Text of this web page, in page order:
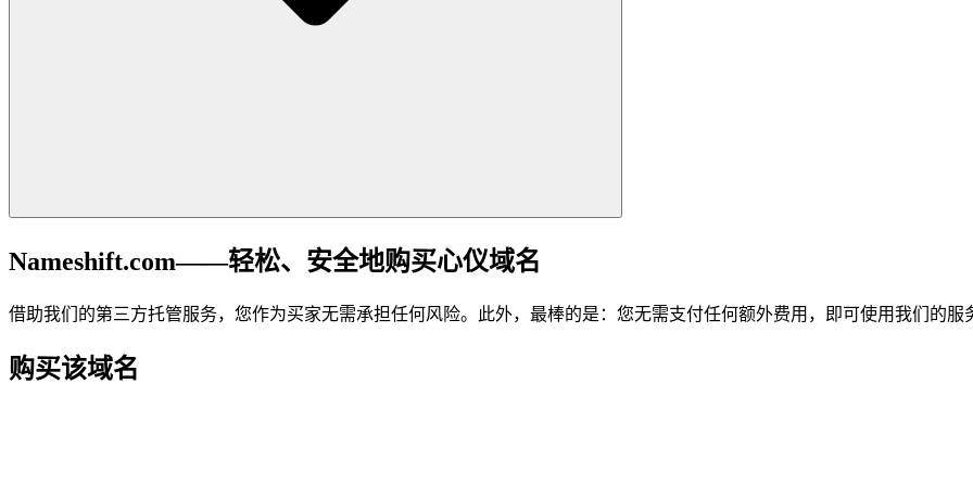
Nameshift.com——轻松、安全地购买心仪域名
借助我们的第三方托管服务，您作为买家无需承担任何风险。此外，最棒的是：您无需支付任何额外费用，即可使用我们的服
购买该域名